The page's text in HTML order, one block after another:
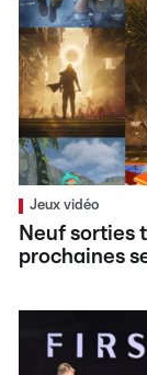
Jeux vidéo
Neuf sorties
prochaines